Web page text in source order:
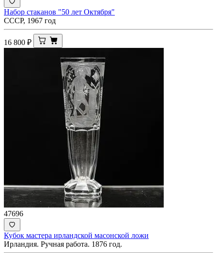
Набор стаканов "50 лет Октября"
СССР, 1967 год
16 800 ₽
47696
Кубок мастера ирландской масонской ложи
Ирландия. Ручная работа. 1876 год.